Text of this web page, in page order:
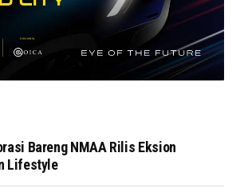
Bareng NMAA Rilis Eksion
Lifestyle